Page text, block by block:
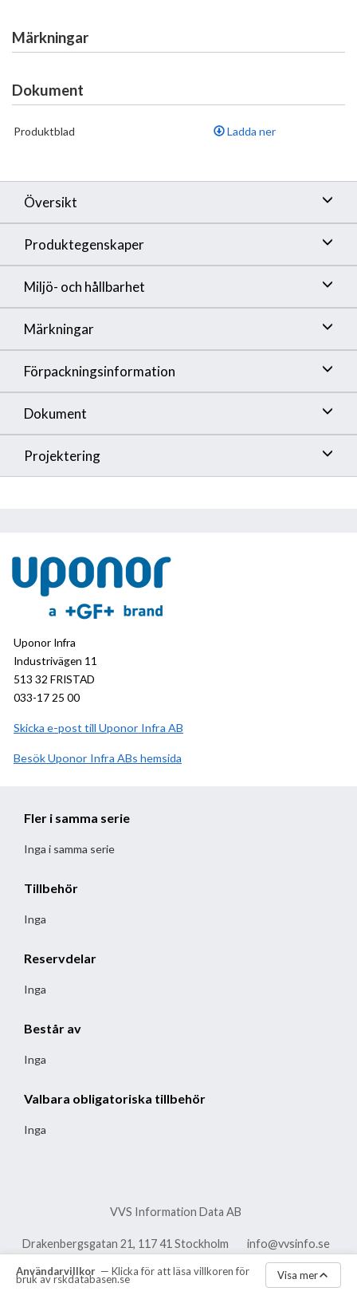
Märkningar
Dokument
Produktblad Ladda ner
Översikt
Produktegenskaper
Miljö- och hållbarhet
Märkningar
Förpackningsinformation
Dokument
Projektering
Uponor Infra
Industrivägen 11
513 32 FRISTAD
033-17 25 00
Skicka e-post till Uponor Infra AB
BesökUponor Infra AB hemsida
Fler i samma serie
Inga i samma serie
Tillbehör
Inga
Reservdelar
Inga
Består av
Inga
Valbara obligatoriska tillbehör
Inga
Användarvillkor — Klicka för att läsa villkoren för
bruk av rskdatabasen.se Visa mer
VVS Information Data AB
Drakenbergsgatan 21, 117 41 Stockholm info@vvsinfo.se
vvsinfo.se Aktuella meddelanden